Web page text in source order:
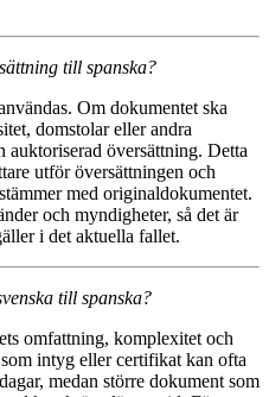
till spanska?
Om dokumentet ska
domstolar eller andra
översättning. Detta
utför översättningen och
med originaldokumentet.
och myndigheter, så det är
i det aktuella fallet.
till spanska?
omfattning, komplexitet och
intyg eller certifikat kan ofta
medan större dokument som